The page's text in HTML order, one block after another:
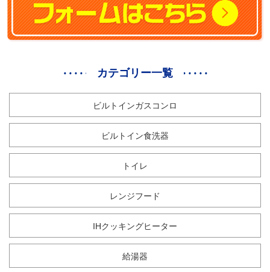
カテゴリー一覧
ビルトインガスコンロ
ビルトイン食洗器
トイレ
レンジフード
IHクッキングヒーター
給湯器